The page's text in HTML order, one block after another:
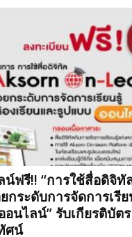
น์ฟรี!! “การใช้สื่อดิจิทั
กระดับการจัดการเรี
นไลน์” รับเกียรติบัต
ศน์